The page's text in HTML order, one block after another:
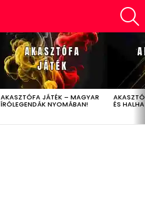
AKASZTÓFA JÁTÉK – MAGYAR
ÍRÓLEGENDÁK NYOMÁBAN! ÉS